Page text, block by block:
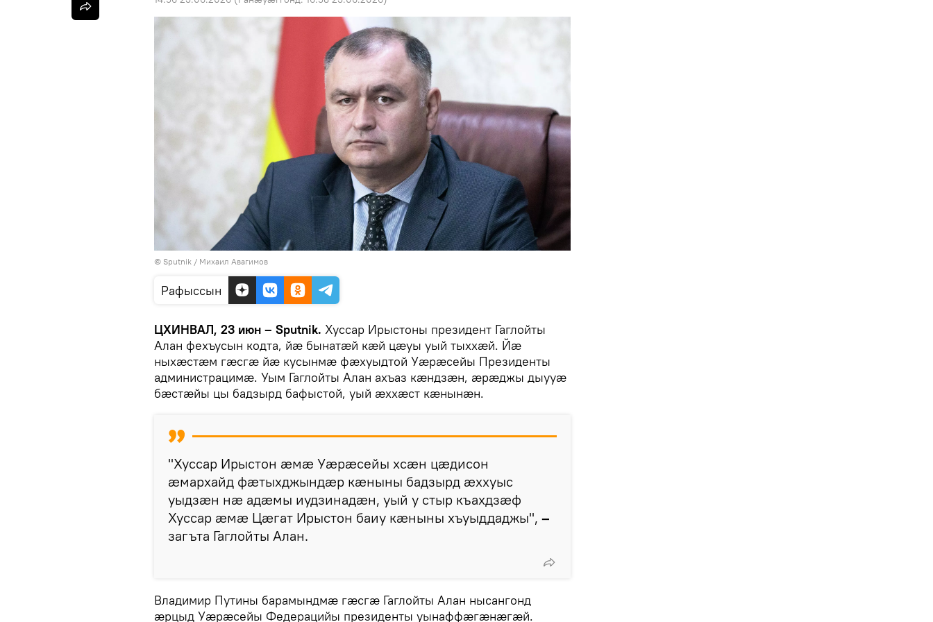
© Sputnik / Михаил Авагимов
Рафыссын
ЦХИНВАЛ, 23 июн – Sputnik. Хуссар Ирыстоны президент Гаглойты
Алан фехъусын кодта, йæ бынатæй кæй цæуы уый тыххæй. Йæ
ныхæстæм гæсгæ йæ кусынмæ фæхуыдтой Уæрæсейы Президенты
администрацимæ. Уым Гаглойты Алан ахъаз кæндзæн, æрæджы дыууæ
бæстæйы цы бадзырд бафыстой, уый æххæст кæнынæн.
"Хуссар Ирыстон æмæ Уæрæсейы хсæн цæдисон
æмархайд фæтыхджындæр кæныны бадзырд æххуыс
уыдзæн нæ адæмы иудзинадæн, уый у стыр къахдзæф
Хуссар æмæ Цæгат Ирыстон баиу кæныны хъуыддаджы", –
загъта Гаглойты Алан.
Владимир Путины барамындмæ гæсгæ Гаглойты Алан нысангонд
æрцыд Уæрæсейы Федерацийы президенты уынаффæгæнæгæй.